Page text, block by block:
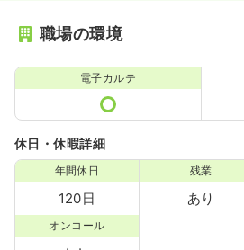
職場の環境
電子カルテ
休日・休暇詳細
年間休日
120日
残業
あり
オンコール